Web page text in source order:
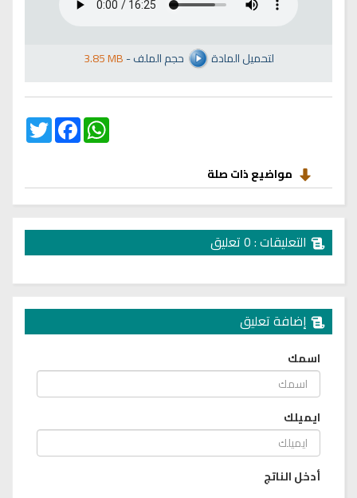
3.85 MB- لتحميل المادة حجم الملف
Twitter
FacebookWhatsApp
مواضيع ذات صلة
التعليقات : 0 تعليق
إضافة تعليق
اسمك
ايميلك
أدخل الناتج